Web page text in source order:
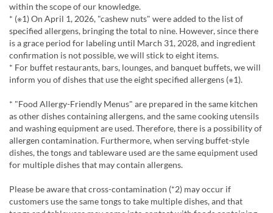
within the scope of our knowledge.
* (※1) On April 1, 2026, "cashew nuts" were added to the list of
specified allergens, bringing the total to nine. However, since there
is a grace period for labeling until March 31, 2028, and ingredient
confirmation is not possible, we will stick to eight items.
* For buffet restaurants, bars, lounges, and banquet buffets, we will
inform you of dishes that use the eight specified allergens (※1).
* "Food Allergy-Friendly Menus" are prepared in the same kitchen
as other dishes containing allergens, and the same cooking utensils
and washing equipment are used. Therefore, there is a possibility of
allergen contamination. Furthermore, when serving buffet-style
dishes, the tongs and tableware used are the same equipment used
for multiple dishes that may contain allergens.
Please be aware that cross-contamination (*2) may occur if
customers use the same tongs to take multiple dishes, and that